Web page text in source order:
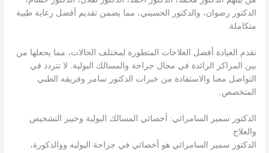
الدكتور رضوان، والدكتور الحسيني، مما يضمن تقديم أفضل رعاية طبية
متكاملة.
تقدم العيادة أفضل العلاجات المتطورة لمختلف الحالات، مما يجعلها من
بين المراكز الرائدة في مجال جراحة والمسالك البولية. لا تتردد في
التواصل معنا والاستفادة من خبرات الدكتور سامر وفريقه الطبي
المتخصص.
الدكتور سمير السامرائي: أخصائي المسالك البولية وخبير التشخيص
والعلاج
الدكتور سمير السامرائي هو أخصائي في جراحة البوليه ووالذكورة،